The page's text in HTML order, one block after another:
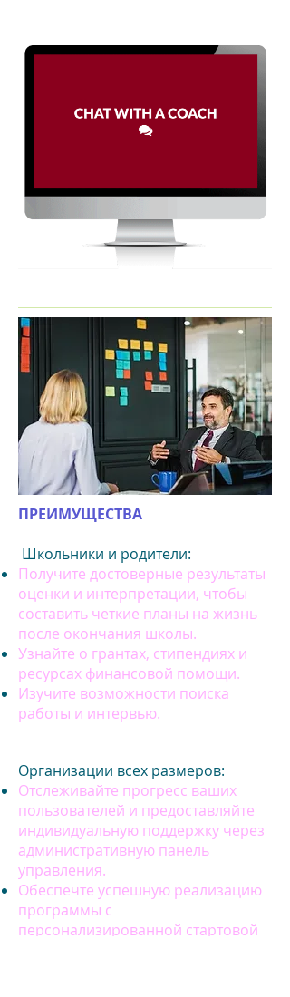
ПРЕИМУЩЕСТВА
Школьники и родители:
Получите достоверные результаты
оценки и интерпретации, чтобы
составить четкие планы на жизнь
после окончания школы.
Узнайте о грантах, стипендиях и
ресурсах финансовой помощи.
Изучите возможности поиска
работы и интервью.
Организации всех размеров:
Отслеживайте прогресс ваших
пользователей и предоставляйте
индивидуальную поддержку через
административную панель
управления.
Обеспечте успешную реализацию
программы с
персонализированной стартовой